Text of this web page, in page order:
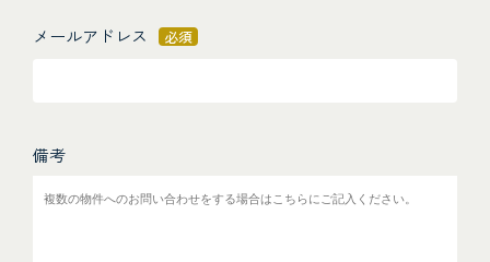
メールアドレス 必須
備考